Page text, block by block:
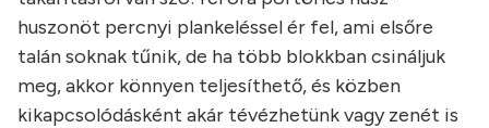
huszonöt percnyi plankeléssel ér fel, ami elsőre
talán soknak tűnik, de ha több blokkban csináljuk
meg, akkor könnyen teljesíthető, és közben
kikapcsolódásként akár tévézhetünk vagy zenét is